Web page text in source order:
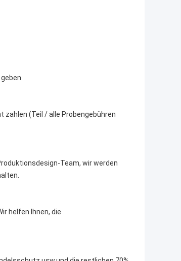
zahlen (Teil / alle Probengebühren
Team, wir werden
helfen Ihnen, die